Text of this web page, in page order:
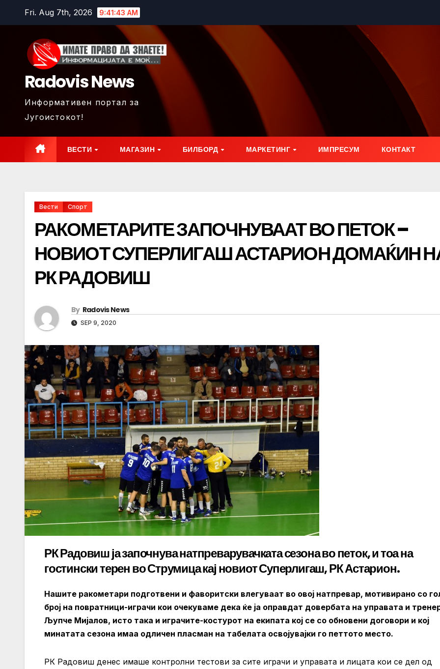
Fri. Aug 7th, 2026 9:41:45 AM
Radovis News
Информативен портал за
Југоистокот!
ВЕСТИ МАГАЗИН БИЛБОРД МАРКЕТИНГ ИМПРЕСУМ КОНТАКТ
Вести Спорт
РАКОМЕТАРИТЕ ЗАПОЧНУВААТ ВО ПЕТОК –
НОВИОТ СУПЕРЛИГАШ АСТАРИОН ДОМАЌИН
РК РАДОВИШ
By Radovis News
SEP 9, 2020
РК Радовиш ја започнува натпреварувачката сезона во петок, и тоа на
гостински терен во Струмица кај новиот Суперлигаш, РК Астарион.
Нашите ракометари подготвени и фаворитски влегуваат во овој натпревар, мотивирано со
број на повратници-играчи кои очекуваме дека ќе ја оправдат довербата на управата и
Љупче Мијалов, исто така и играчите-костурот на екипата кој се со обновени договори и кој
минатата сезона имаа одличен пласман на табелата освојувајки го петтото место.
РК Радовиш денес имаше контролни тестови за сите играчи и управата и лицата кои се дел од